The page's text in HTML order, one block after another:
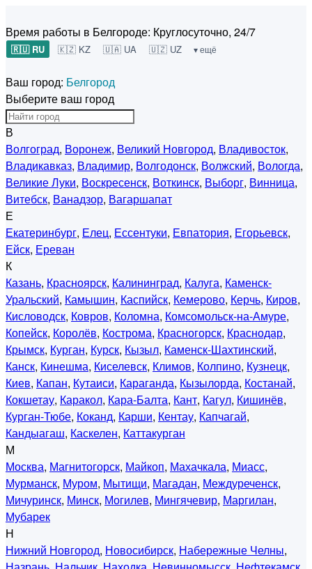
Время работы в Белгороде: Круглосуточно, 24/7
🇷🇺 RU 🇰🇿 KZ 🇺🇦 UA 🇺🇿 UZ ▾ ещё
Ваш город: Белгород
Выберите ваш город
В
Волгоград, Воронеж, Великий Новгород, Владивосток,
Владикавказ, Владимир, Волгодонск, Волжский, Вологда,
Великие Луки, Воскресенск, Воткинск, Выборг, Винница,
Витебск, Ванадзор, Вагаршапат
Е
Екатеринбург, Елец, Ессентуки, Евпатория, Егорьевск,
Ейск, Ереван
К
Казань, Красноярск, Калининград, Калуга, Каменск-
Уральский, Камышин, Каспийск, Кемерово, Керчь, Киров,
Кисловодск, Ковров, Коломна, Комсомольск-на-Амуре,
Копейск, Королёв, Кострома, Красногорск, Краснодар,
Крымск, Курган, Курск, Кызыл, Каменск-Шахтинский,
Канск, Кинешма, Киселевск, Климов, Колпино, Кузнецк,
Киев, Капан, Кутаиси, Караганда, Кызылорда, Костанай,
Кокшетау, Каракол, Кара-Балта, Кант, Кагул, Кишинёв,
Курган-Тюбе, Коканд, Карши, Кентау, Капчагай,
Кандыагаш, Каскелен, Каттакурган
М
Москва, Магнитогорск, Майкоп, Махачкала, Миасс,
Мурманск, Муром, Мытищи, Магадан, Междуреченск,
Мичуринск, Минск, Могилев, Мингячевир, Маргилан,
Мубарек
Н
Нижний Новгород, Новосибирск, Набережные Челны,